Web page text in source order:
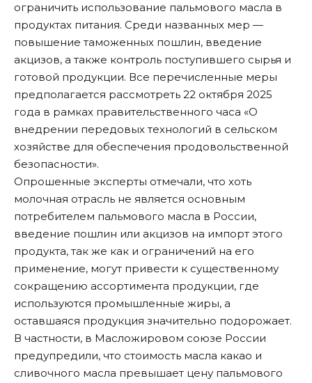
ограничить использование пальмового масла в
продуктах питания. Среди названных мер —
повышение таможенных пошлин, введение
акцизов, а также контроль поступившего сырья и
готовой продукции. Все перечисленные меры
предполагается рассмотреть 22 октября 2025
года в рамках правительственного часа «О
внедрении передовых технологий в сельском
хозяйстве для обеспечения продовольственной
безопасности».
Опрошенные эксперты отмечали, что хоть
молочная отрасль не является основным
потребителем пальмового масла в России,
введение пошлин или акцизов на импорт этого
продукта, так же как и ограничений на его
применение, могут привести к существенному
сокращению ассортимента продукции, где
используются промышленные жиры, а
оставшаяся продукция значительно подорожает.
В частности, в Масложировом союзе России
предупредили, что стоимость масла какао и
сливочного масла превышает цену пальмового